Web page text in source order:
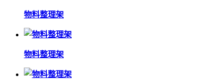
物料整理架
物料整理架